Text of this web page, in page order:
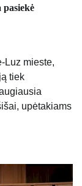
Luz mieste,
tiek
upėtakiams